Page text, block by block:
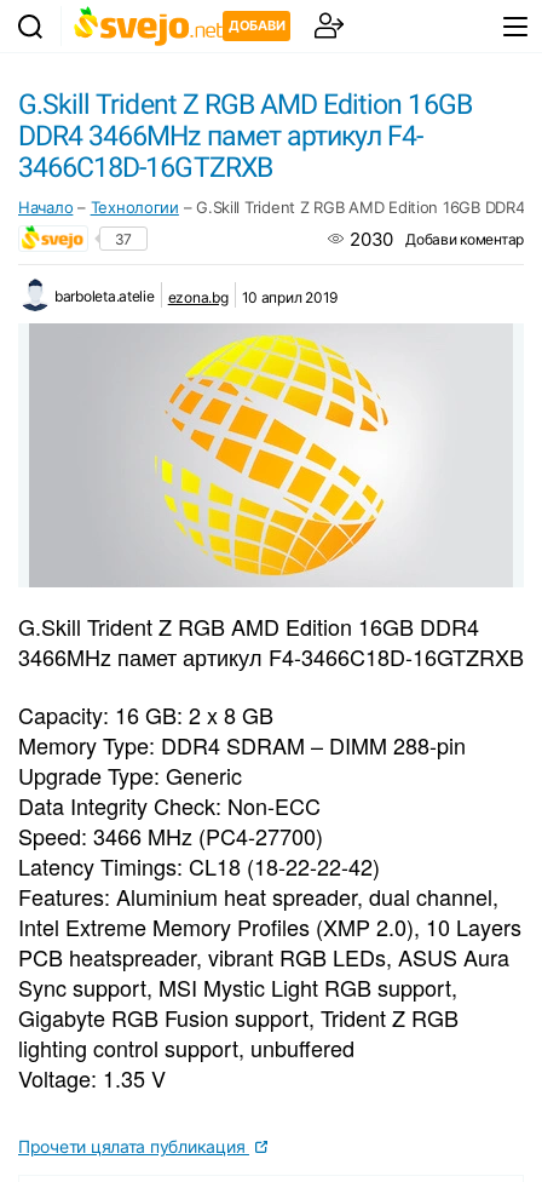
ДОБАВИ
G.Skill Trident Z RGB AMD Edition 16GB
DDR4 3466MHz памет артикул F4-
3466C18D-16GTZRXB
Начало – Технологии –G.Skill Trident Z RGB AMD Edition 16GB DDR4
37 2030 Добави коментар
barboleta.atelie ezona.bg 10 април 2019
G.Skill Trident Z RGB AMD Edition 16GB DDR4
3466MHz памет артикул F4-3466C18D-16GTZRXB
Capacity: 16 GB: 2 x 8 GB
Memory Type: DDR4 SDRAM – DIMM 288-pin
Upgrade Type: Generic
Data Integrity Check: Non-ECC
Speed: 3466 MHz (PC4-27700)
Latency Timings: CL18 (18-22-22-42)
Features: Aluminium heat spreader, dual channel,
Intel Extreme Memory Profiles (XMP 2.0), 10 Layers
PCB heatspreader, vibrant RGB LEDs, ASUS Aura
Sync support, MSI Mystic Light RGB support,
Gigabyte RGB Fusion support, Trident Z RGB
lighting control support, unbuffered
Voltage: 1.35 V
Прочети цялата публикация